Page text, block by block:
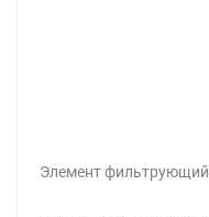
Элемент фильтрующий